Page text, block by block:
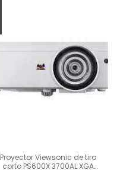
Proyector Viewsonic de tiro
corto PS600X 3700AL XGA